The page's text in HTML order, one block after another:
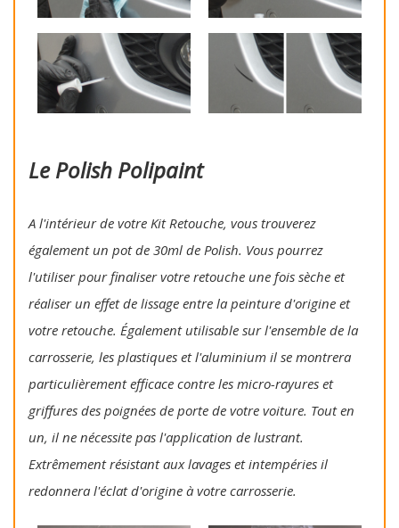
Le Polish Polipaint
A l'intérieur de votre Kit Retouche, vous trouverez
également un pot de 30ml de Polish. Vous pourrez
l'utiliser pour finaliser votre retouche une fois sèche et
réaliser un effet de lissage entre la peinture d'origine et
votre retouche. Également utilisable sur l'ensemble de la
carrosserie, les plastiques et l'aluminium il se montrera
particulièrement efficace contre les micro-rayures et
griffures des poignées de porte de votre voiture. Tout en
un, il ne nécessite pas l'application de lustrant.
Extrêmement résistant aux lavages et intempéries il
redonnera l'éclat d'origine à votre carrosserie.